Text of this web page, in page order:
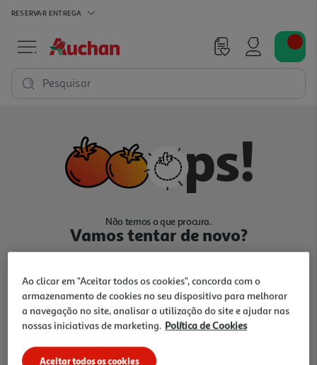
RESERVAR ENTREGA
Pesquisar
Não temos o que procura.
Vamos tentar de novo?
Ir para Homepage
Ao clicar em "Aceitar todos os cookies", concorda com o
armazenamento de cookies no seu dispositivo para melhorar
a navegação no site, analisar a utilização do site e ajudar nas
nossas iniciativas de marketing. Política de Cookies
Aceitar todos os cookies